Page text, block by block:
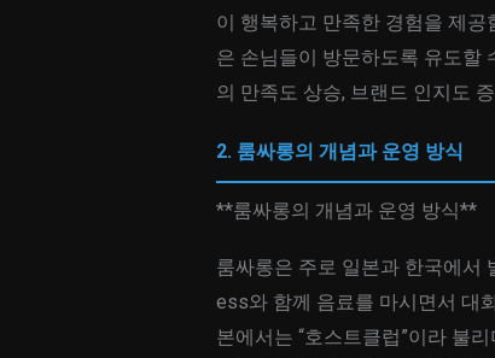
이 행복하고 만족한 경험을 제
은 손님들이 방문하도록 유도할
의 만족도 상승, 브랜드 인지도
2. 룸싸롱의 개념과 운영 방식
**룸싸롱의 개념과 운영 방식**
룸싸롱은 주로 일본과 한국에서
ess와 함께 음료를 마시면서 대
본에서는 “호스트클럽”이라 불